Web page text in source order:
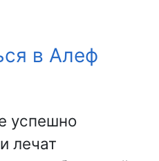
в Алеф
успешно
лечат